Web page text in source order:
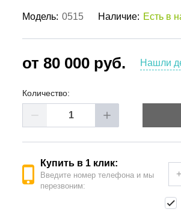
Модель: 0515 Наличие: Есть в
от 80 000 руб. Нашли
Количество:
Купить в 1 клик:
Введите номер телефона и мы
перезвоним: